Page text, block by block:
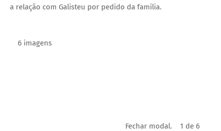
a relação com Galisteu por pedido da família.
6 imagens
Fechar modal. 1 de 6